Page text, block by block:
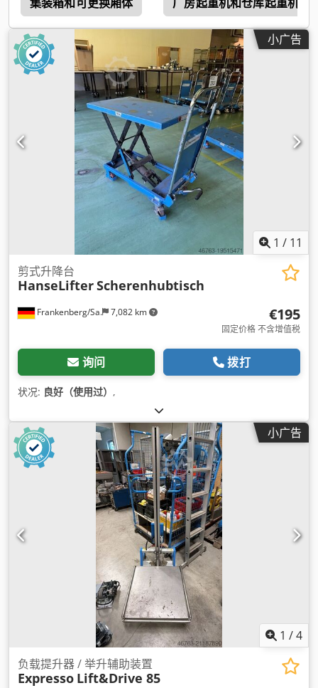
小广告
1 / 11
Frankenberg/Sa. 7,082 km
剪式升降台
HanseLifterScherenhubtisch
€195
固定价格 不含增值税
询问 拨打
状况: 良好（使用过） ,
小广告
1 /4
负载提升器 / 举升辅助装置
Expresso Lift&Drive 85